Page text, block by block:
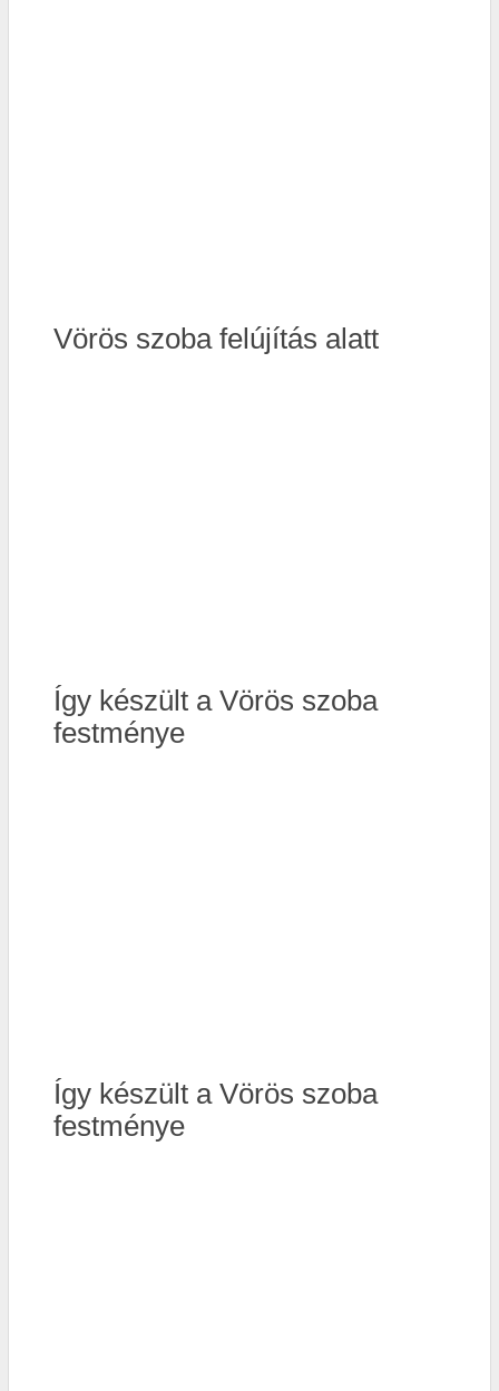
Vörös szoba felújítás alatt
Így készült a Vörös szoba
festménye
Így készült a Vörös szoba
festménye